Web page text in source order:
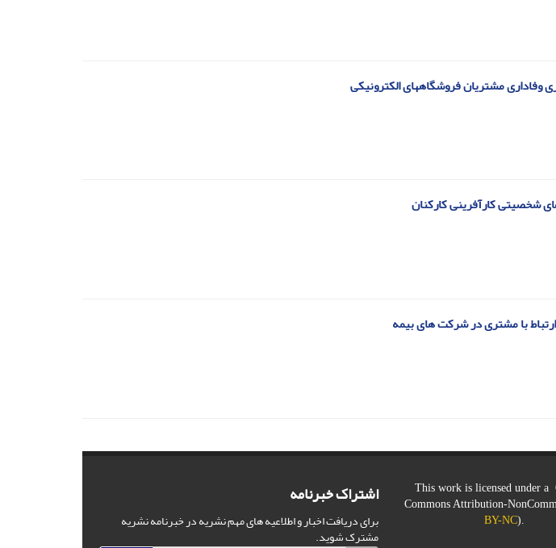
وفاداری مشتریان فروشگاههای الکترونیکی
شخصیتی کارآفرینی کارکنان
با مشتری در شرکت های بیمه
This work is licensed under a
Commons Attribution-
BY-NC).
اشتراک خبرنامه
برای دریافت اخبار و اطلاعیه های مهم نشریه در خبرنامه نشریه
مشترک شوید.